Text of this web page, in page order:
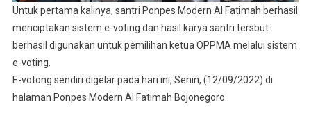
Untuk pertama kalinya, santri Ponpes Modern Al Fatimah berhasil
menciptakan sistem e-voting dan hasil karya santri tersbut
berhasil digunakan untuk pemilihan ketua OPPMA melalui sistem
e-voting.
E-votong sendiri digelar pada hari ini, Senin, (12/09/2022) di
halaman Ponpes Modern Al Fatimah Bojonegoro.